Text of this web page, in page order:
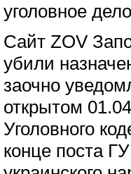
уголовное
Сайт ZOV
убили
заочно
открытом
Уголовного
конце поста